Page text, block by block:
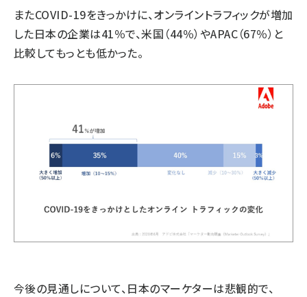
またCOVID-19をきっかけに、オンライントラフィックが増加
した日本の企業は41％で、米国（44％）やAPAC（67％）と
比較してもっとも低かった。
今後の見通しについて、日本のマーケターは悲観的で、